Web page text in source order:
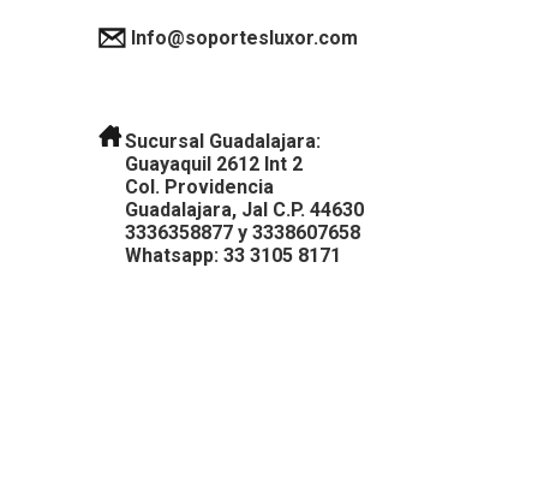
Info@soportesluxor.com
Sucursal Guadalajara:
Guayaquil 2612 Int 2
Col. Providencia
Guadalajara, Jal C.P. 44630
3336358877 y 3338607658
Whatsapp: 33 3105 8171